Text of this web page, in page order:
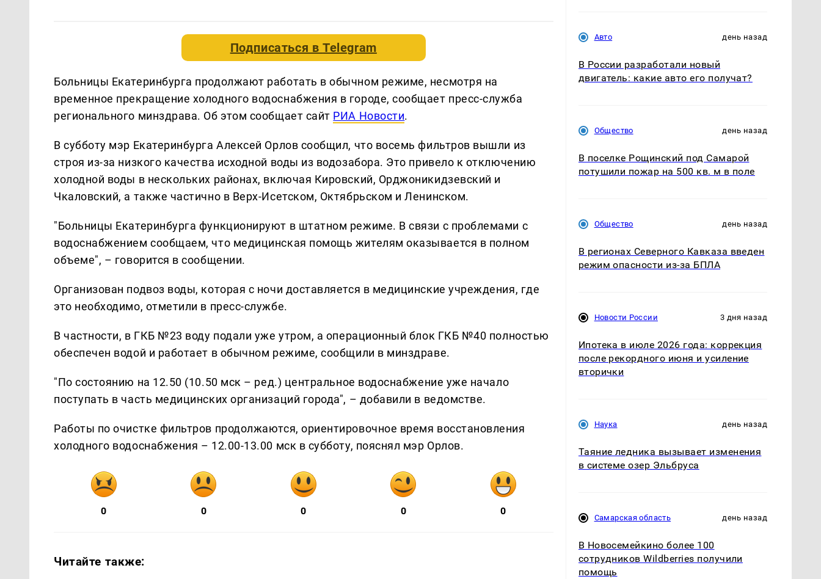
Подписаться вTelegram
Больницы Екатеринбурга продолжают работать в обычном режиме, несмотря на
временное прекращение холодного водоснабжения в городе, сообщает пресс-служба
регионального минздрава. Об этом сообщает сайт РИА Новости.
В субботу мэр Екатеринбурга Алексей Орлов сообщил, что восемь фильтров вышли из
строя из-за низкого качества исходной воды из водозабора. Это привело к отключению
холодной воды в нескольких районах, включая Кировский, Орджоникидзевский и
Чкаловский, а также частично в Верх-Исетском, Октябрьском и Ленинском.
"Больницы Екатеринбурга функционируют в штатном режиме. В связи с проблемами с
водоснабжением сообщаем, что медицинская помощь жителям оказывается в полном
объеме", – говорится в сообщении.
Организован подвоз воды, которая с ночи доставляется в медицинские учреждения, где
это необходимо, отметили в пресс-службе.
В частности, в ГКБ №23 воду подали уже утром, а операционный блок ГКБ №40 полностью
обеспечен водой и работает в обычном режиме, сообщили в минздраве.
"По состоянию на 12.50 (10.50 мск – ред.) центральное водоснабжение уже начало
поступать в часть медицинских организаций города", – добавили в ведомстве.
Работы по очистке фильтров продолжаются, ориентировочное время восстановления
холодного водоснабжения – 12.00-13.00 мск в субботу, пояснял мэр Орлов.
0 0 0 0 0
Читайте также:
Авто день назад
В России разработали новый
двигатель: какие авто его получат?
Общество день назад
В поселке Рощинский под Самарой
потушили пожар на 500 кв. м в поле
Общество день назад
В регионах Северного Кавказа введен
режим опасности из-за БПЛА
Новости России 3 дня назад
Ипотека в июле 2026 года: коррекция
после рекордного июня и усиление
вторички
Наука день назад
Таяние ледника вызывает изменения
в системе озер Эльбруса
Самарская область день назад
В Новосемейкино более 100
сотрудников Wildberries получили
помощь